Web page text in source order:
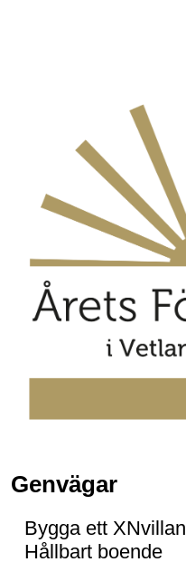
Genvägar
Bygga ett XNvillan
Hållbart boende